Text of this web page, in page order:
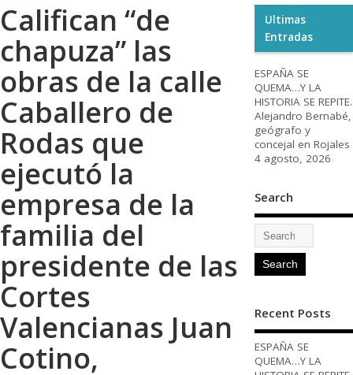
Califican “de
chapuza” las
obras de la calle
Caballero de
Rodas que
ejecutó la
empresa de la
familia del
presidente de las
Cortes
Valencianas Juan
Cotino,
Ultimas
Entradas
ESPAÑA SE
QUEMA…Y LA
HISTORIA SE REPITE.
Alejandro Bernabé,
geógrafo y
concejal en Rojales
4 agosto, 2026
Search
Recent Posts
ESPAÑA SE
QUEMA…Y LA